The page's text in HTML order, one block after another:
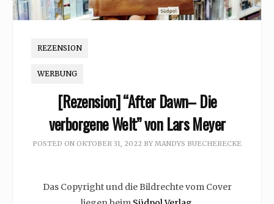
REZENSION
WERBUNG
[Rezension] “After Dawn– Die
verborgene Welt” von Lars Meyer
POSTED ON OKTOBER 31, 2022 BY MANDYS BUECHERECKE
Das Copyright und die Bildrechte vom Cover